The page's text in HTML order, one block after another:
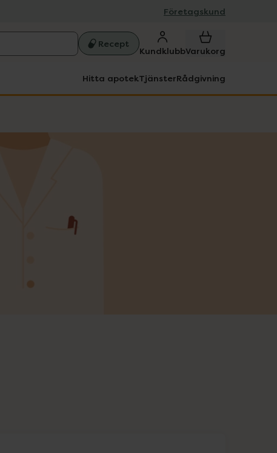
Företagskund
Recept
KundklubbVarukorg
Hitta apotekTjänsterRådgivning